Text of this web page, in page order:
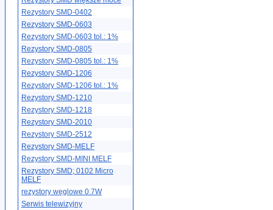
Rezystory SMD-0402
Rezystory SMD-0603
Rezystory SMD-0603 tol.: 1%
Rezystory SMD-0805
Rezystory SMD-0805 tol.: 1%
Rezystory SMD-1206
Rezystory SMD-1206 tol.: 1%
Rezystory SMD-1210
Rezystory SMD-1218
Rezystory SMD-2010
Rezystory SMD-2512
Rezystory SMD-MELF
Rezystory SMD-MINI MELF
Rezystory SMD; 0102 Micro
MELF
rezystory węglowe 0.7W
Serwis telewizyjny